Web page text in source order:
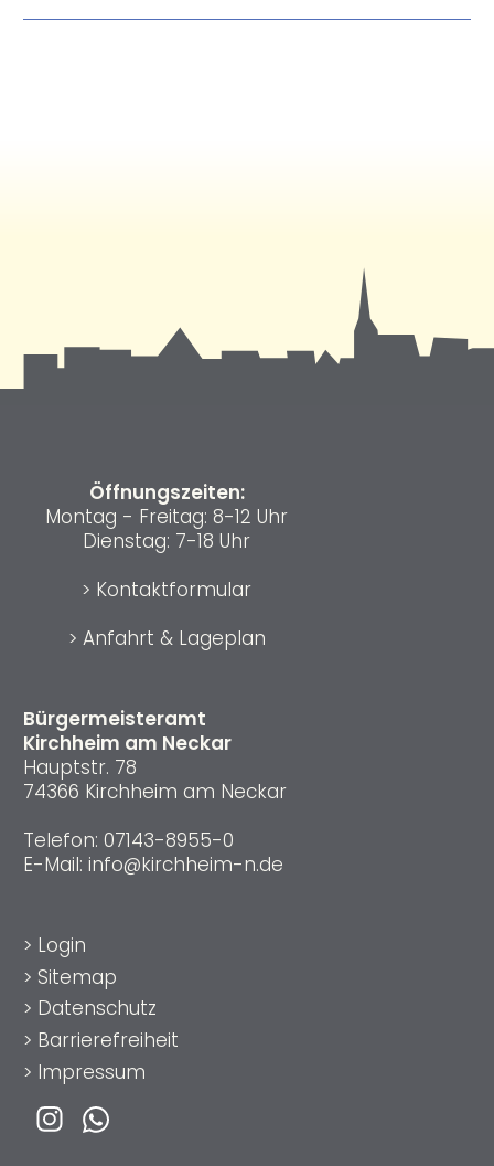
Bürgermeisteramt
Kirchheim am Neckar
Hauptstr. 78
74366 Kirchheim am Neckar
Telefon: 07143-8955-0
E-Mail: info@kirchheim-n.de
Öffnungszeiten:
Montag - Freitag: 8-12 Uhr
Dienstag: 7-18 Uhr
> Kontaktformular
> Anfahrt & Lageplan
> Login
> Sitemap
> Datenschutz
> Barrierefreiheit
> Impressum